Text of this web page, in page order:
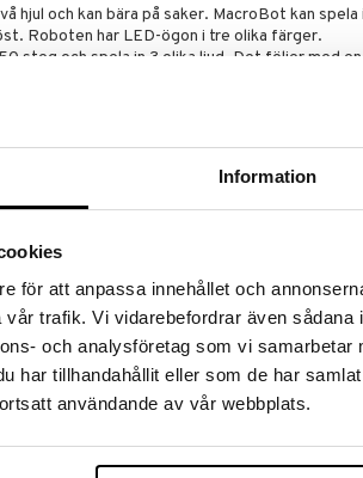
Information
för att anpassa innehållet och
trafik. Vi vidarebefordrar även
och analysföretag som vi
har tillhandahållit eller som de har
användande av vår webbplats.
hjul och kan bära på saker. MacroBot kan spela
Roboten har LED-ögon i tre olika färger.
steg och spela in 3 olika ljud. Det följer med en